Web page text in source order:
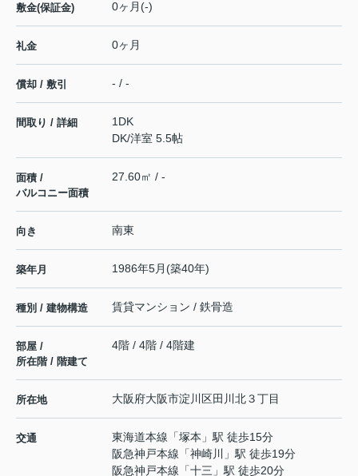
敷金(保証金) 0ヶ月(-)
礼金 0ヶ月
償却 / 敷引 - / -
間取り / 詳細
1DK
DK/洋室 5.5帖
面積 /
バルコニー面積
27.60㎡ / -
向き 南東
築年月 1986年5月(築40年)
種別 / 建物構造 賃貸マンション / 鉄骨造
部屋 /
所在階 / 階建て
4階 / 4階 / 4階建
所在地 大阪府大阪市淀川区田川北３丁目
交通 東海道本線 「塚本 」駅 徒歩15分
阪急神戸本線 「神崎川
」駅 徒歩19分
阪急神戸本線 「十三 」駅 徒歩20分